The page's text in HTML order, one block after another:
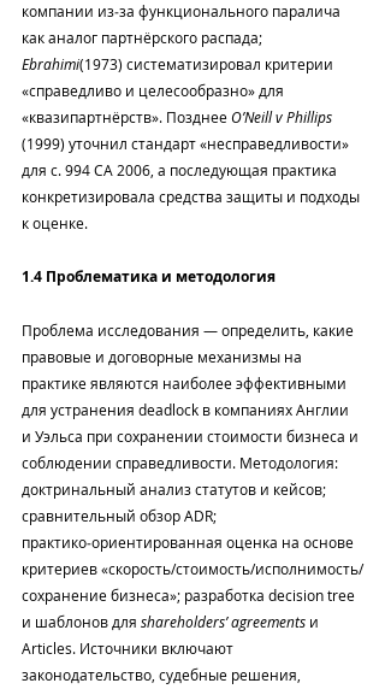
компании из‑за функционального паралича
как аналог партнёрского распада;
Ebrahimi(1973) систематизировал критерии
«справедливо и целесообразно» для
«квазипартнёрств». Позднее O’Neill v Phillips
(1999) уточнил стандарт «несправедливости»
для с. 994 CA 2006, а последующая практика
конкретизировала средства защиты и подходы
к оценке.
1.4 Проблематика и методология
Проблема исследования — определить, какие
правовые и договорные механизмы на
практике являются наиболее эффективными
для устранения deadlock в компаниях Англии
и Уэльса при сохранении стоимости бизнеса и
соблюдении справедливости. Методология:
доктринальный анализ статутов и кейсов;
сравнительный обзор ADR;
практико‑ориентированная оценка на основе
критериев «скорость/стоимость/исполнимость/
сохранение бизнеса»; разработка decision tree
и шаблонов для shareholders’ agreements и
Articles. Источники включают
законодательство, судебные решения,